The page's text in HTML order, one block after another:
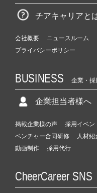
チアキャリアと
会社概要 ニュースルーム
プライバシーポリシー
BUSINESS 企業・採
企業担当者様へ
掲載企業様の声 採用イベン
ベンチャー合同研修
人材紹
動画制作
採用代行
CheerCareer SNS